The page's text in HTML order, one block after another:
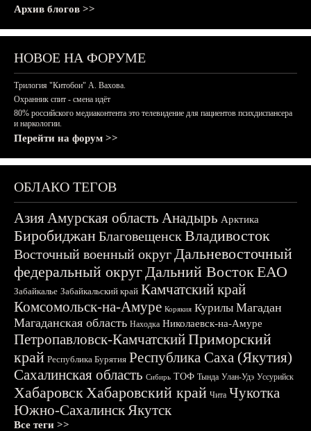
Архив блогов >>
НОВОЕ НА ФОРУМЕ
Трилогия "Китобои" А. Вахова.
Охранник спит - смена идёт
80% российского медиаконтента это телевидение для пациентов психдиспансера
и наркологии.
Перейти на форум >>
ОБЛАКО ТЕГОВ
АзияАмурская область Анадырь Арктика
БиробиджанБлаговещенскВладивосток
Восточный военный округДальневосточный
федеральный округДальний ВостокЕАО
Забайкалье Забайкальский край Камчатский край
Комсомольск-на-Амуре Корякия Курилы Магадан
Магаданская область Находка Николаевск-на-Амуре
Петропавловск-КамчатскийПриморский
край Республика Бурятия Республика Саха (Якутия)
Сахалинская область Сибирь ТОФ Тында Улан-Удэ Уссурийск
ХабаровскХабаровский край Чита Чукотка
Южно-СахалинскЯкутск
Все теги >>